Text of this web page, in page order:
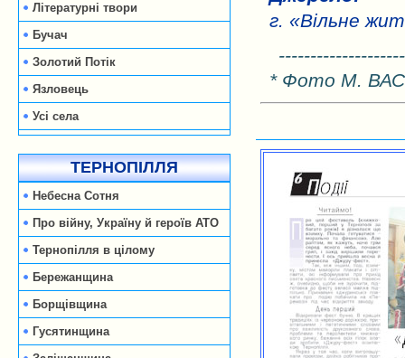
Літературні твори
Бучач
Золотий Потік
Язловець
Усі села
ТЕРНОПІЛЛЯ
Небесна Сотня
Про війну, Україну й героїв АТО
Тернопілля в цілому
Бережанщина
Борщівщина
Гусятинщина
г. «Вільне
* Фото М.